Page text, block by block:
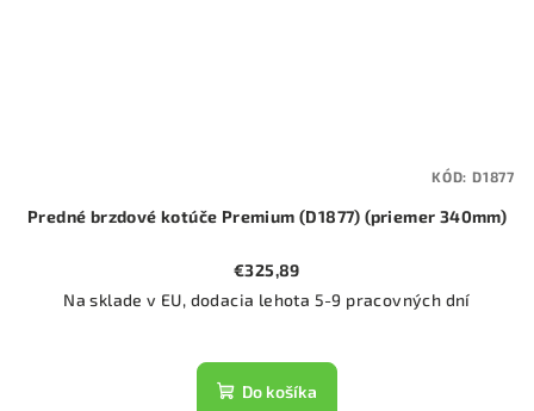
Predné brzdové kotúče Premium (D1877) (priemer 340mm)
€325,89
Na sklade v EU, dodacia lehota 5-9 pracovných dní
Do košíka
KÓD: D1877